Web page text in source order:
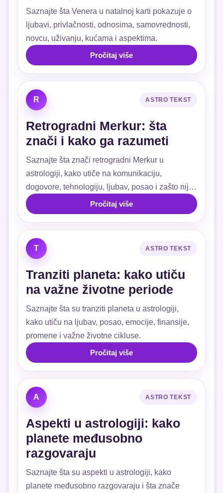
Saznajte šta Venera u natalnoj karti pokazuje o
ljubavi, privlačnosti, odnosima, samovrednosti,
novcu, uživanju, kućama i aspektima.
Pročitaj više
R ASTRO TEKST
Retrogradni Merkur: šta
znači i kako ga razumeti
Saznajte šta znači retrogradni Merkur u
astrologiji, kako utiče na komunikaciju,
dogovore, tehnologiju, ljubav, posao i zašto nije
razlog za strah.
Pročitaj više
T ASTRO TEKST
Tranziti planeta: kako utiču
na važne životne periode
Saznajte šta su tranziti planeta u astrologiji,
kako utiču na ljubav, posao, emocije, finansije,
promene i važne životne cikluse.
Pročitaj više
A ASTRO TEKST
Aspekti u astrologiji: kako
planete međusobno
razgovaraju
Saznajte šta su aspekti u astrologiji, kako
planete međusobno razgovaraju i šta znače